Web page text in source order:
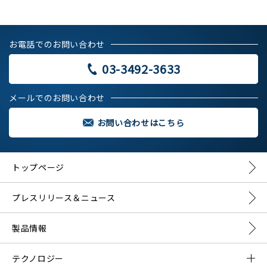
お電話でのお問い合わせ
03-3492-3633
メールでのお問い合わせ
お問い合わせはこちら
トップページ
プレスリリース＆ニュース
製品情報
テクノロジー